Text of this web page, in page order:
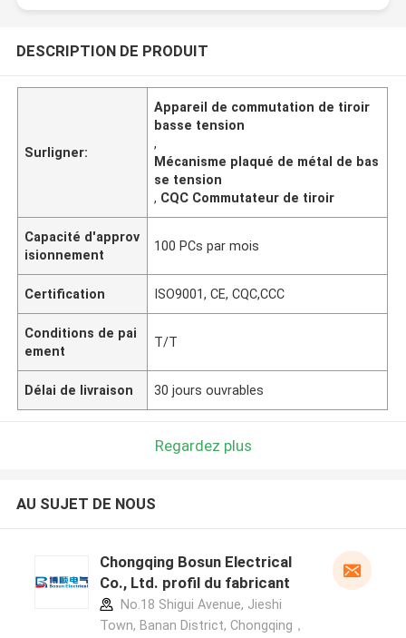
DESCRIPTION DE PRODUIT
Surligner:
Appareil de commutation de tiroir
basse tension
,
Mécanisme plaqué de métal de bas
se tension
, CQC Commutateur de tiroir
Capacité d'approv
isionnement
100 PCs par mois
Certification ISO9001, CE, CQC,CCC
Conditions de pai
ement
T/T
Délai de livraison 30 jours ouvrables
Regardez plus
AU SUJET DE NOUS
Chongqing Bosun Electrical
Co., Ltd. profil du fabricant
No.18 Shigui Avenue, Jieshi
Town, Banan District, Chongqing，